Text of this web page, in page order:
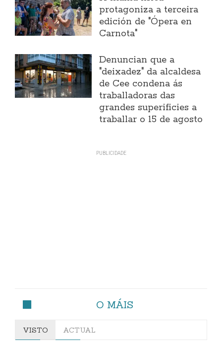
protagoniza a terceira
edición de "Ópera en
Carnota"
Denuncian que a
"deixadez" da alcaldesa
de Cee condena ás
traballadoras das
grandes superificies a
traballar o 15 de agosto
O MÁIS
VISTO ACTUAL